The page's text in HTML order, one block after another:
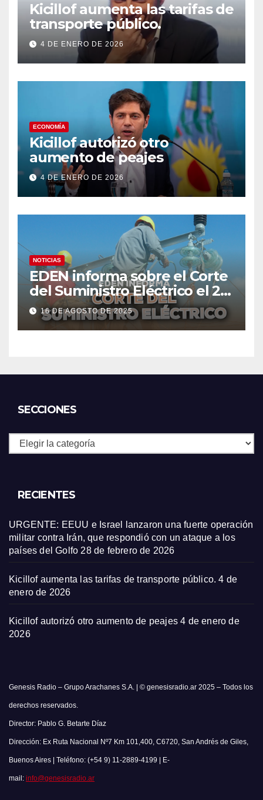
Kicillof aumenta las tarifas de
transporte público.
4 DE ENERO DE 2026
ECONOMÍA
Kicillof autorizó otro
aumento de peajes
4 DE ENERO DE 2026
NOTICIAS
EDEN informa sobre el Corte
del Suministro Eléctrico el 20
de agosto
16 DE AGOSTO DE 2025
SECCIONES
Secciones
RECIENTES
URGENTE: EEUU e Israel lanzaron una fuerte operación
militar contra Irán, que respondió con un ataque a los
países del Golfo 28 de febrero de 2026
Kicillof aumenta las tarifas de transporte público. 4 de
enero de 2026
Kicillof autorizó otro aumento de peajes 4 de enero de
2026
Genesis Radio – Grupo Arachanes S.A. | © genesisradio.ar 2025 – Todos los
derechos reservados.
Director: Pablo G. Betarte Díaz
Dirección: Ex Ruta Nacional Nº7 Km 101,400, C6720, San Andrés de Giles,
Buenos Aires | Teléfono: (+54 9) 11-2889-4199 | E-
mail: info@genesisradio.ar